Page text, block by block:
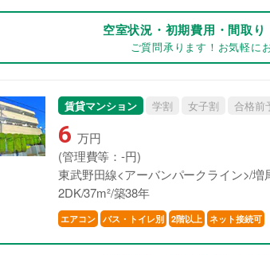
空室状況・初期費用・間取
ご質問承ります！お気軽に
賃貸マンション 学割 女子割 合格前
6 万円
(管理費等：-円)
東武野田線<アーバンパークライン>/
2DK/37m²/築38年
エアコン バス・トイレ別 2階以上 ネット接続可